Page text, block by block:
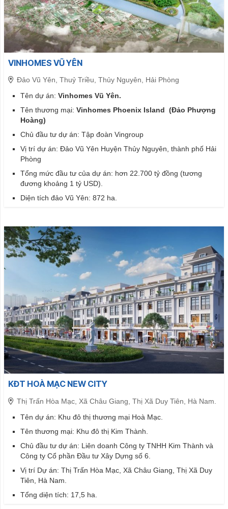
VINHOMES VŨ YÊN
Đảo Vũ Yên, Thuỷ Triều, Thủy Nguyên, Hải Phòng
Tên dự án: Vinhomes Vũ Yên.
Tên thương mại: Vinhomes Phoenix Island (Đảo Phượng
Hoàng)
Chủ đầu tư dự án: Tập đoàn Vingroup
Vị trí dự án: Đảo Vũ Yên Huyện Thủy Nguyên, thành phố Hải
Phòng
Tổng mức đầu tư của dự án: hơn 22.700 tỷ đồng (tương
đương khoảng 1 tỷ USD).
Diện tích đảo Vũ Yên: 872 ha.
KĐT HOÀ MẠC NEW CITY
Thị Trấn Hòa Mạc, Xã Châu Giang, Thị Xã Duy Tiên, Hà Nam.
Tên dự án: Khu đô thị thương mại Hoà Mạc.
Tên thương mại: Khu đô thị Kim Thành.
Chủ đầu tư dự án: Liên doanh Công ty TNHH Kim Thành và
Công ty Cổ phần Đầu tư Xây Dựng số 6.
Vị trí Dự án: Thị Trấn Hòa Mạc, Xã Châu Giang, Thị Xã Duy
Tiên, Hà Nam.
Tổng diện tích: 17,5 ha.